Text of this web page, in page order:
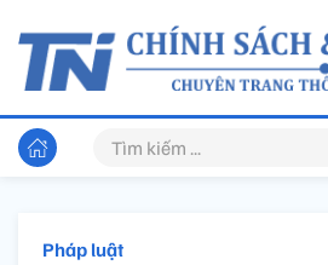
Pháp luật